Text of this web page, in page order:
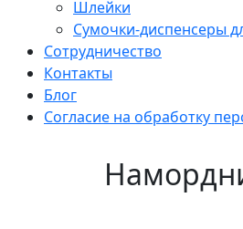
Шлейки
Сумочки-диспенсеры
Сотрудничество
Контакты
Блог
Согласие на обработку